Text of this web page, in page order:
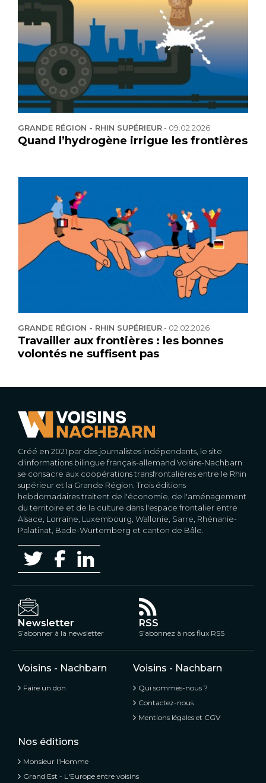
GRANDE RÉGION - RHIN SUPÉRIEUR- 09.02.2026
Quand l’hydrogène irrigue les frontières
GRANDE RÉGION - RHIN SUPÉRIEUR- 02.02.2026
Travailler aux frontières : les bonnes
volontés ne suffisent pas
Créé en 2021 par des journalistes indépendants, le site
d'informations bilingue français-allemand Voisins-Nachbarn
se consacre aux coopérations transfrontalières entre le Rhin
supérieur et la Grande Région. Trois éditions
hebdomadaires traitent de l'économie, de l'aménagement
du territoire et de la culture dans l'espace frontalier entre
Alsace, Lorraine, Luxembourg, Wallonie, Sarre, Rhénanie-
Palatinat, Bade-Wurtemberg et canton de Bâle.
Newsletter
S’abonner à la newsletter
RSS
S’abonnez à nos flux RSS
Voisins - Nachbarn
Faire un don
Voisins - Nachbarn
Qui sommes-nous ?
Contactez-nous
Mentions légales et CGV
Nos éditions
Monsieur l'Homme
Grand Est - L'Europe entre voisins